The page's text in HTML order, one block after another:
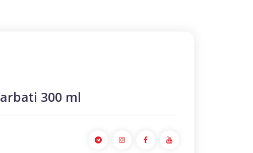
300 ml